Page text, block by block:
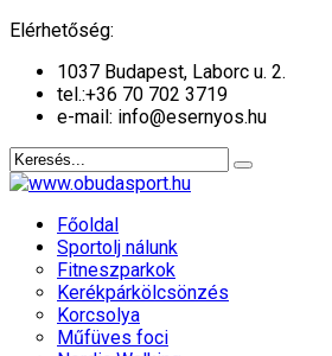
Elérhetőség:
1037 Budapest, Laborc u. 2.
tel.:+36 70 702 3719
e-mail: info@esernyos.hu
Főoldal
Sportolj nálunk
Fitneszparkok
Kerékpárkölcsönzés
Korcsolya
Műfüves foci
évhónap
évhónap